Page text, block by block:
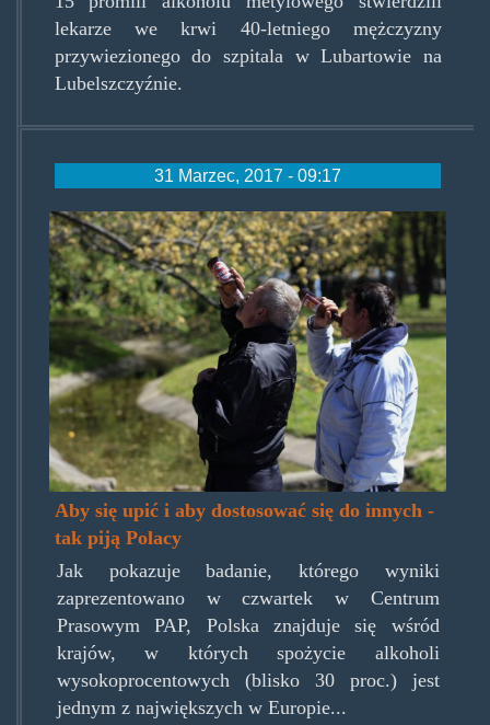
lekarze we krwi 40-letniego mężczyzny
przywiezionego do szpitala w Lubartowie na
Lubelszczyźnie.
31 Marzec, 2017 - 09:17
ochlejusy.jpg
Aby się upić i aby dostosować się do innych -
tak piją Polacy
Jak pokazuje badanie, którego wyniki
zaprezentowano w czwartek w Centrum
Prasowym PAP, Polska znajduje się wśród
krajów, w których spożycie alkoholi
wysokoprocentowych (blisko 30 proc.) jest
jednym z największych w Europie...